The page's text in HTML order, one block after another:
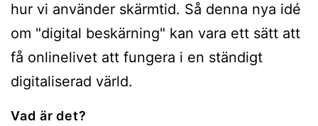
hur vi använder skärmtid. Så denna nya idé
om "digital beskärning" kan vara ett sätt att
få onlinelivet att fungera i en ständigt
digitaliserad värld.
Vad är det?